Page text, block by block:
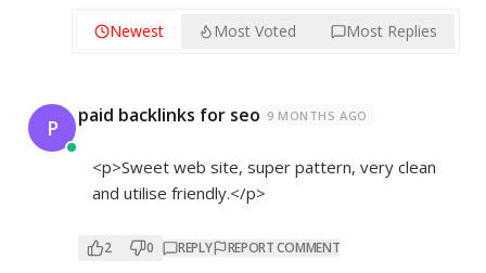
Newest Most Voted Most Replies
P paid backlinks for seo 9 MONTHS AGO
<p>Sweet web site, super pattern, very clean
and utilise friendly.</p>
2 0 REPLY REPORT COMMENT